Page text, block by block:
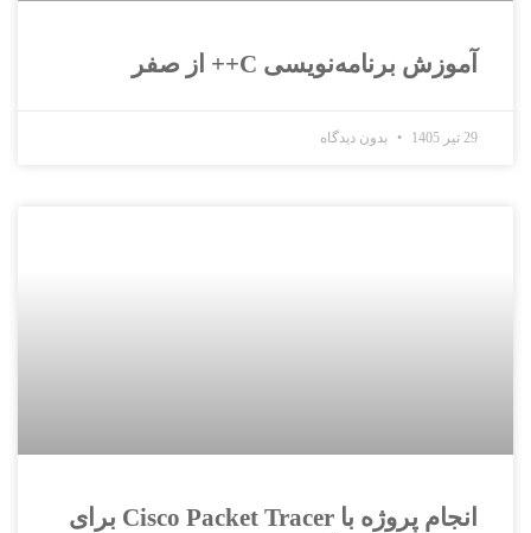
آموزش برنامه‌نویسی C++ از صفر
29 تیر 1405 بدون دیدگاه
انجام پروژه با Cisco Packet Tracer برای